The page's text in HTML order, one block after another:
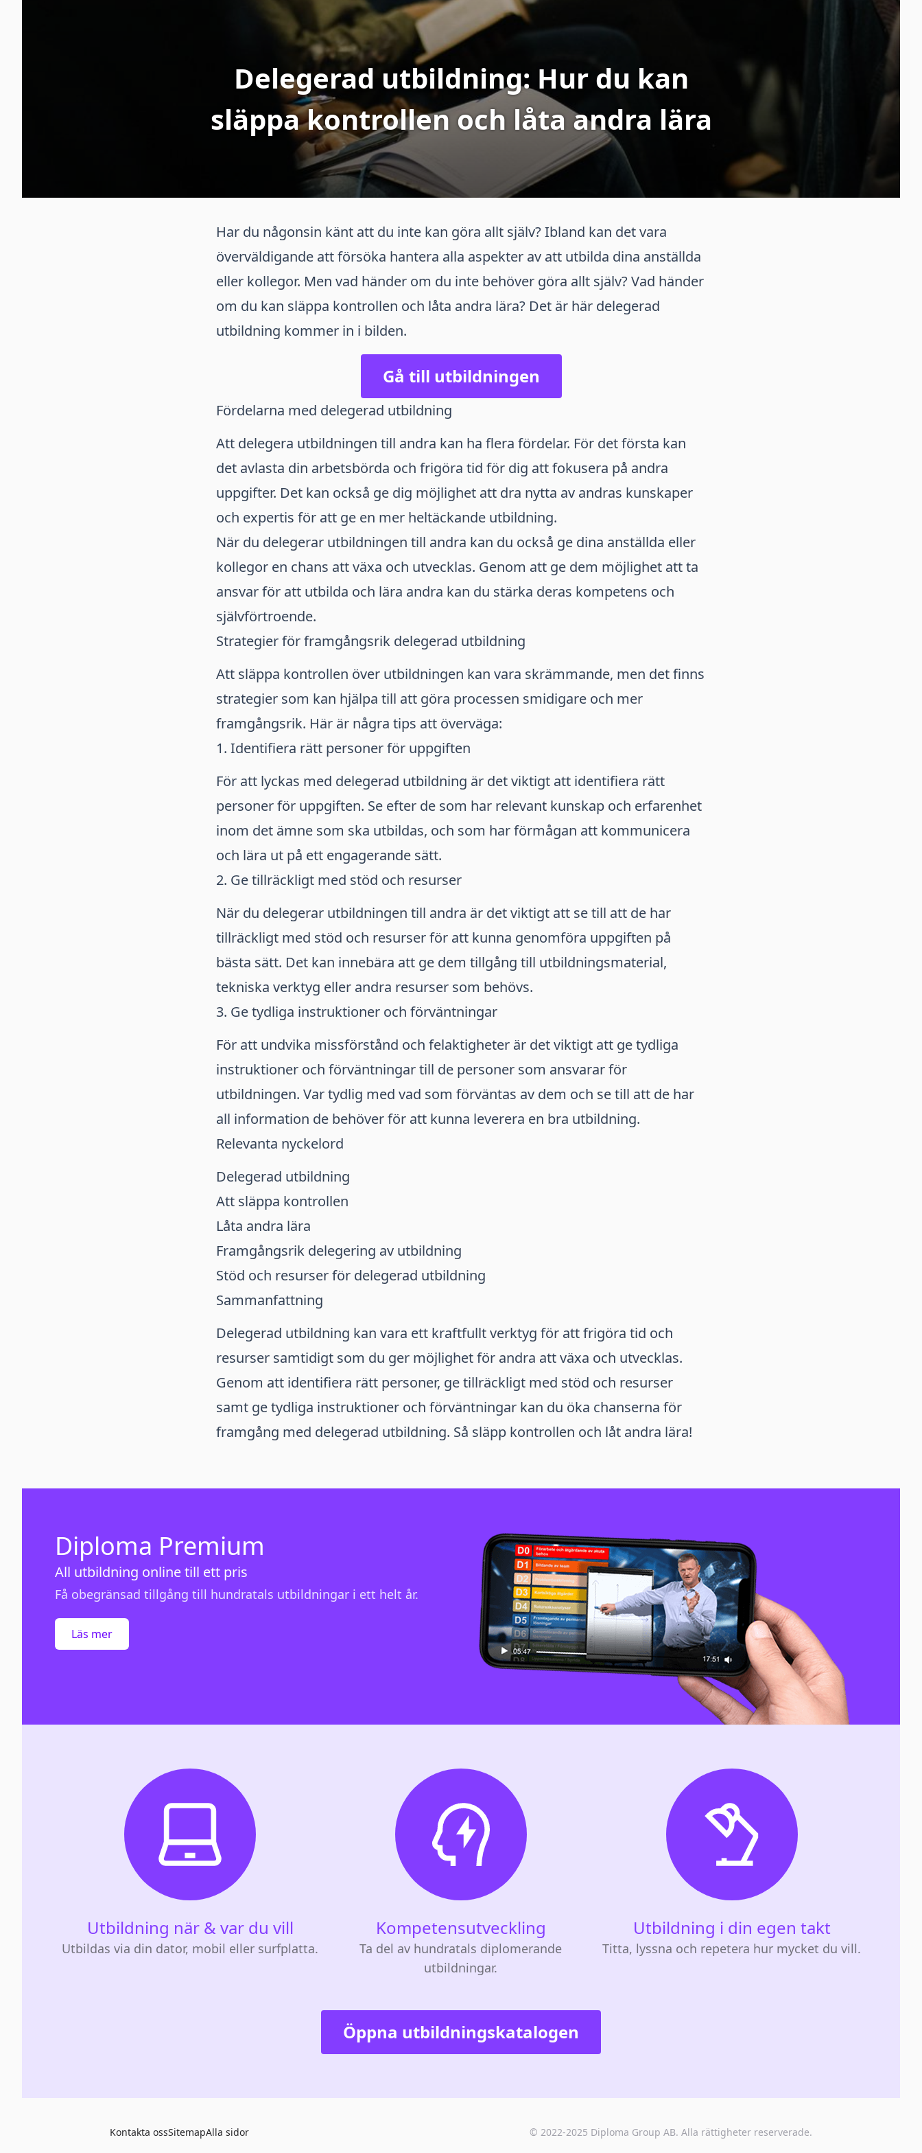
Delegerad utbildning: Hur du kan
släppa kontrollen och låta andra lära
Har du någonsin känt att du inte kan göra allt själv? Ibland kan det vara
överväldigande att försöka hantera alla aspekter av att utbilda dina anställda
eller kollegor. Men vad händer om du inte behöver göra allt själv? Vad händer
om du kan släppa kontrollen och låta andra lära? Det är här delegerad
utbildning kommer in i bilden.
Gå till utbildningen
Fördelarna med delegerad utbildning
Att delegera utbildningen till andra kan ha flera fördelar. För det första kan
det avlasta din arbetsbörda och frigöra tid för dig att fokusera på andra
uppgifter. Det kan också ge dig möjlighet att dra nytta av andras kunskaper
och expertis för att ge en mer heltäckande utbildning.
När du delegerar utbildningen till andra kan du också ge dina anställda eller
kollegor en chans att växa och utvecklas. Genom att ge dem möjlighet att ta
ansvar för att utbilda och lära andra kan du stärka deras kompetens och
självförtroende.
Strategier för framgångsrik delegerad utbildning
Att släppa kontrollen över utbildningen kan vara skrämmande, men det finns
strategier som kan hjälpa till att göra processen smidigare och mer
framgångsrik. Här är några tips att överväga:
1. Identifiera rätt personer för uppgiften
För att lyckas med delegerad utbildning är det viktigt att identifiera rätt
personer för uppgiften. Se efter de som har relevant kunskap och erfarenhet
inom det ämne som ska utbildas, och som har förmågan att kommunicera
och lära ut på ett engagerande sätt.
2. Ge tillräckligt med stöd och resurser
När du delegerar utbildningen till andra är det viktigt att se till att de har
tillräckligt med stöd och resurser för att kunna genomföra uppgiften på
bästa sätt. Det kan innebära att ge dem tillgång till utbildningsmaterial,
tekniska verktyg eller andra resurser som behövs.
3. Ge tydliga instruktioner och förväntningar
För att undvika missförstånd och felaktigheter är det viktigt att ge tydliga
instruktioner och förväntningar till de personer som ansvarar för
utbildningen. Var tydlig med vad som förväntas av dem och se till att de har
all information de behöver för att kunna leverera en bra utbildning.
Relevanta nyckelord
Delegerad utbildning
Att släppa kontrollen
Låta andra lära
Framgångsrik delegering av utbildning
Stöd och resurser för delegerad utbildning
Sammanfattning
Delegerad utbildning kan vara ett kraftfullt verktyg för att frigöra tid och
resurser samtidigt som du ger möjlighet för andra att växa och utvecklas.
Genom att identifiera rätt personer, ge tillräckligt med stöd och resurser
samt ge tydliga instruktioner och förväntningar kan du öka chanserna för
framgång med delegerad utbildning. Så släpp kontrollen och låt andra lära!
Diploma Premium
All utbildning online till ett pris
Få obegränsad tillgång till hundratals utbildningar i ett helt år.
Läs mer
Utbildning när & var du vill
Utbildas via din dator, mobil eller surfplatta.
Kompetensutveckling
Ta del av hundratals diplomerande
utbildningar.
Utbildning i din egen takt
Titta, lyssna och repetera hur mycket du vill.
Öppna utbildningskatalogen
Kontakta ossSitemapAlla sidor © 2022-2025 Diploma Group AB. Alla rättigheter reserverade.